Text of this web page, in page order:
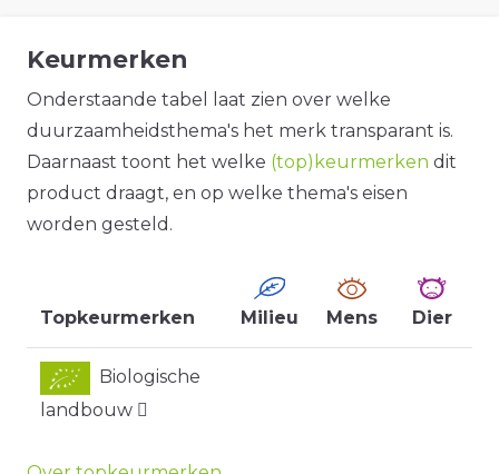
Keurmerken
Onderstaande tabel laat zien over welke
duurzaamheidsthema's het merk transparant is.
Daarnaast toont het welke (top)keurmerken dit
product draagt, en op welke thema's eisen
worden gesteld.
Topkeurmerken Milieu Mens Dier
Biologische
landbouw